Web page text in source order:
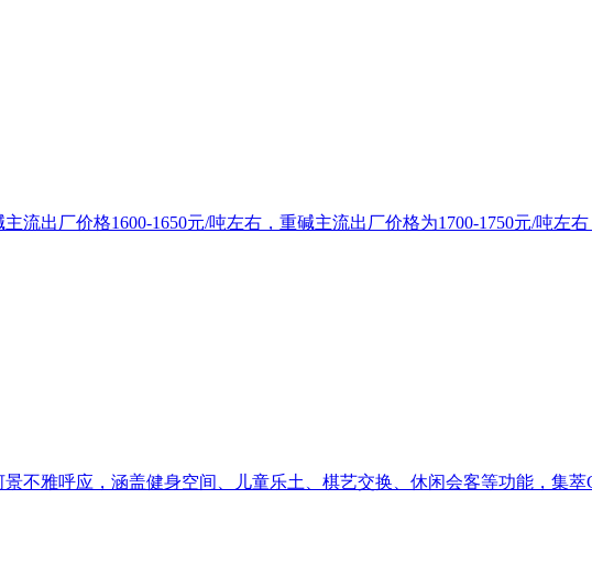
流出厂价格1600-1650元/吨左右，重碱主流出厂价格为1700-1750元/吨左
不雅呼应，涵盖健身空间、儿童乐土、棋艺交换、休闲会客等功能，集